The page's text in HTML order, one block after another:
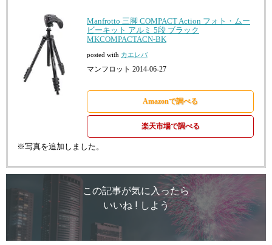
Manfrotto 三脚 COMPACT Action フォト・ムー
ビーキット アルミ 5段 ブラック
MKCOMPACTACN-BK
posted with カエレバ
マンフロット 2014-06-27
Amazonで調べる
楽天市場で調べる
※写真を追加しました。
この記事が気に入ったら
いいね ! しよう